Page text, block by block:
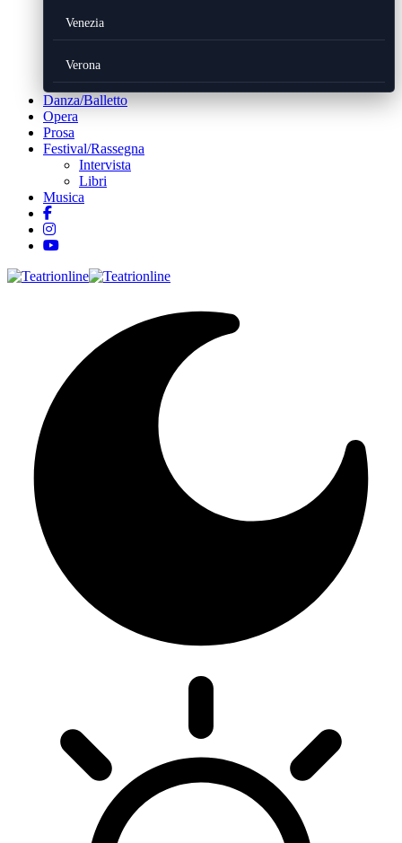
Venezia
Verona
Danza/Balletto
Opera
Prosa
Festival/Rassegna
Intervista
Libri
Musica